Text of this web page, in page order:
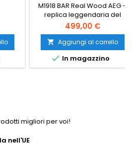
M1918 BAR Real Wood AEG –
replica leggendaria del
Browning Automatic Rifle
della Seconda Guerra
Mondiale. Corpo full-metal,
vero legno verniciato scuro,
peso realistico 6,4 kg,
bipiede in acciaio incluso.
499,00 €
 Aggiungi al carrello
 In magazzino
migliori per voi!
nell'UE